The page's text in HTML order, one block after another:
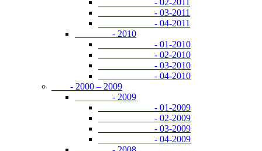
- 02-2011
- 03-2011
- 04-2011
- 2010
- 01-2010
- 02-2010
- 03-2010
- 04-2010
- 2000 – 2009
- 2009
- 01-2009
- 02-2009
- 03-2009
- 04-2009